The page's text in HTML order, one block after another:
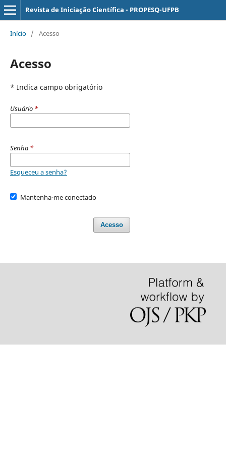
Revista de Iniciação Científica - PROPESQ-UFPB
Início / Acesso
Acesso
* Indica campo obrigatório
Usuário *
Senha *
Esqueceu a senha?
Mantenha-me conectado
Acesso